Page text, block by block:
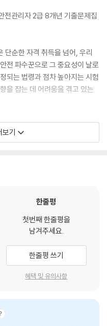
관리자 2급 8개년 기출문제집
단순한 자격 취득을 넘어, 우리
전 파수꾼으로 그 중요성이 날로
되는 법령과 점차 높아지는 시험
을 잡는 데 어려움을 겪고 있는
효율적인 방법으로 합격에 도달
었습니다.
공적인 결과로 이어지기를 진
보기
한줄평
첫번째 한줄평을
남겨주세요.
한줄평 쓰기
혜택 및 유의사항